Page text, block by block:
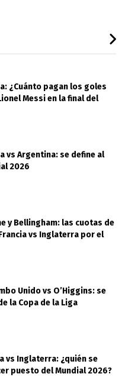
¿Cuánto pagan los goles
Messi en la final del
vs Argentina: se define al
2026
y Bellingham: las cuotas de
vs Inglaterra por el
Unido vs O’Higgins: se
la Copa de la Liga
vs Inglaterra: ¿quién se
puesto del Mundial 2026?